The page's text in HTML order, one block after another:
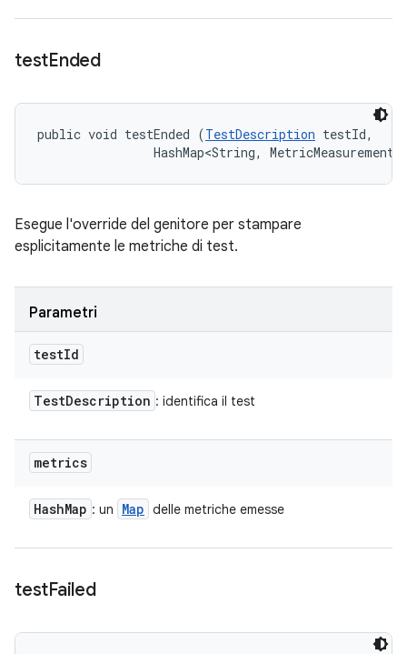
testEnded
public void testEnded (TestDescription testId,
HashMap<String,
Esegue l'override del genitore per stampare
esplicitamente le metriche di test.
Parametri
testId
TestDescription : identifica il test
metrics
HashMap : un Map delle metriche emesse
testFailed